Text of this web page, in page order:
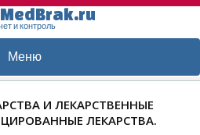
и контроль
Меню
И ЛЕКАРСТВЕННЫЕ
ЛЕКАРСТВА.